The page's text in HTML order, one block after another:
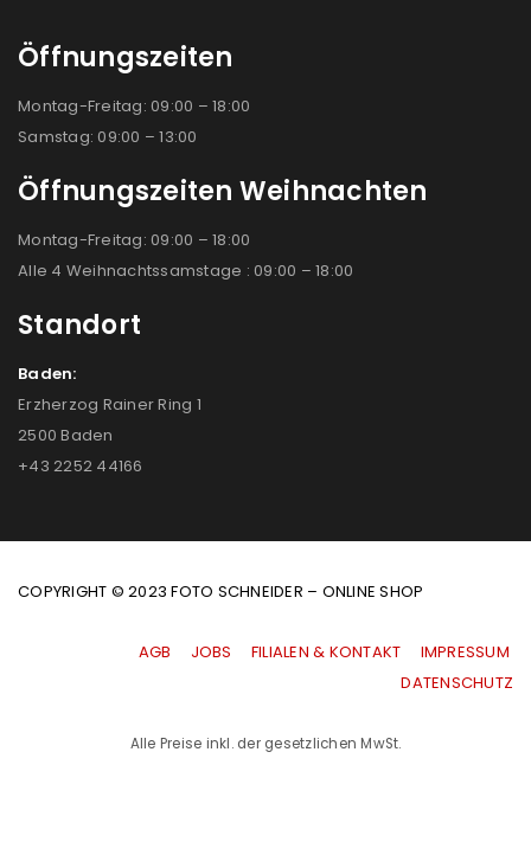
Öffnungszeiten
Montag-Freitag: 09:00 – 18:00
Samstag: 09:00 – 13:00
Öffnungszeiten Weihnachten
Montag-Freitag: 09:00 – 18:00
Alle 4 Weihnachtssamstage : 09:00 – 18:00
Standort
Baden:
Erzherzog Rainer Ring 1
2500 Baden
+43 2252 44166
COPYRIGHT © 2023 FOTO SCHNEIDER – ONLINE SHOP
AGB JOBS FILIALEN & KONTAKT
IMPRESSUM
|DATENSCHUTZ
Alle Preise inkl. der gesetzlichen MwSt.